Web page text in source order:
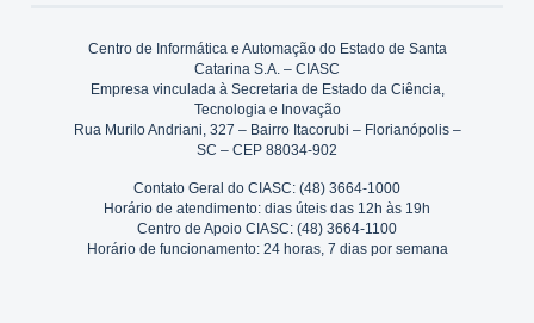
Centro de Informática e Automação do Estado de Santa
Catarina S.A. – CIASC
Empresa vinculada à Secretaria de Estado da Ciência,
Tecnologia e Inovação
Rua Murilo Andriani, 327 – Bairro Itacorubi – Florianópolis –
SC – CEP 88034-902
Contato Geral do CIASC: (48) 3664-1000
Horário de atendimento: dias úteis das 12h às 19h
Centro de Apoio CIASC: (48) 3664-1100
Horário de funcionamento: 24 horas, 7 dias por semana